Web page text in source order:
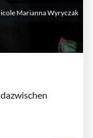
20:45
Marianna Wyryczak